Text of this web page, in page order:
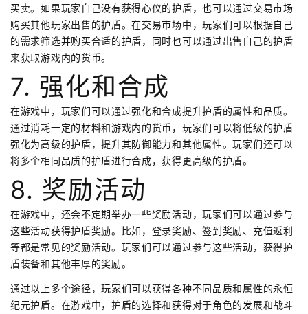
买卖。如果玩家自己没有获得心仪的护盾，也可以通过交易市场
购买其他玩家出售的护盾。在交易市场中，玩家们可以根据自己
的需求筛选并购买合适的护盾，同时也可以通过出售自己的护盾
来获取游戏内的货币。
7. 强化和合成
在游戏中，玩家们可以通过强化和合成提升护盾的属性和品质。
通过消耗一定的材料和游戏内的货币，玩家们可以将低级的护盾
强化为高级的护盾，提升其防御能力和其他属性。玩家们还可以
将多个相同品质的护盾进行合成，获得更高级的护盾。
8. 奖励活动
在游戏中，还会不定期举办一些奖励活动，玩家们可以通过参与
这些活动获得护盾奖励。比如，登录奖励、签到奖励、充值返利
等都是常见的奖励活动。玩家们可以通过参与这些活动，获得护
盾装备和其他丰厚的奖励。
通过以上多个途径，玩家们可以获得各种不同品质和属性的永恒
纪元护盾。在游戏中，护盾的选择和获得对于角色的发展和战斗